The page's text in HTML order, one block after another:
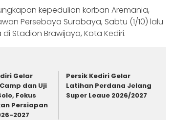
kepedulian korban Aremania,
Persebaya Surabaya, Sabtu (1/10) lalu
Stadion Brawijaya, Kota Kediri.
Gelar
dan Uji
Fokus
Persiapan
2027
Persik Kediri Gelar
Latihan Perdana Jelang
Super Leaue 2026/2027